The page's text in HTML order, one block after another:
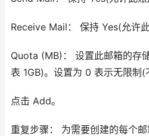
Receive Mail： 保持 Yes(允许
Quota (MB)： 设置此邮箱的存
表 1GB)。设置为 0 表示无限制(
点击 Add。
重复步骤： 为需要创建的每个